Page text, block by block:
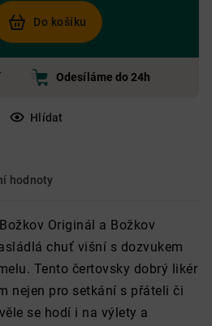
Do košíku
Odesíláme do 24h
Hlídat
hodnoty
Originál a Božkov
chuť višní s dozvukem
Tento čertovsky dobrý likér
nejen pro setkání s přáteli či
se hodí i na výlety a